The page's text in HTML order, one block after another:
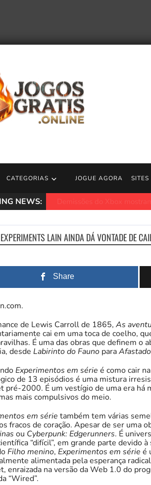
CATEGORIAS JOGUE AGORA SITES
NEWS:
LAIN AINDA DÁ VONTADE DE
Share
de Lewis Carroll de 1865, As
cai em uma toca de coelho,
É uma das obras que definem
desde Labirinto do Fauno para
Experimentos em série é como cair
de 13 episódios é uma mistura
pré-2000. É um vestígio de uma era há
mais compulsivos do meio.
em série também tem várias
fracos de coração. Apesar de ser uma
ou Cyberpunk: Edgerunners. É
“difícil”, em grande parte devido
Filho menino, Experimentos em série é
alimentada pela esperança
enraizada na versão da Web 1.0 do
“Wired”.